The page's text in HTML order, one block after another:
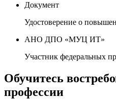
Документ
Удостоверение о
АНО ДПО «МУЦ ИТ»
Участник федеральных
Обучитесь
профессии